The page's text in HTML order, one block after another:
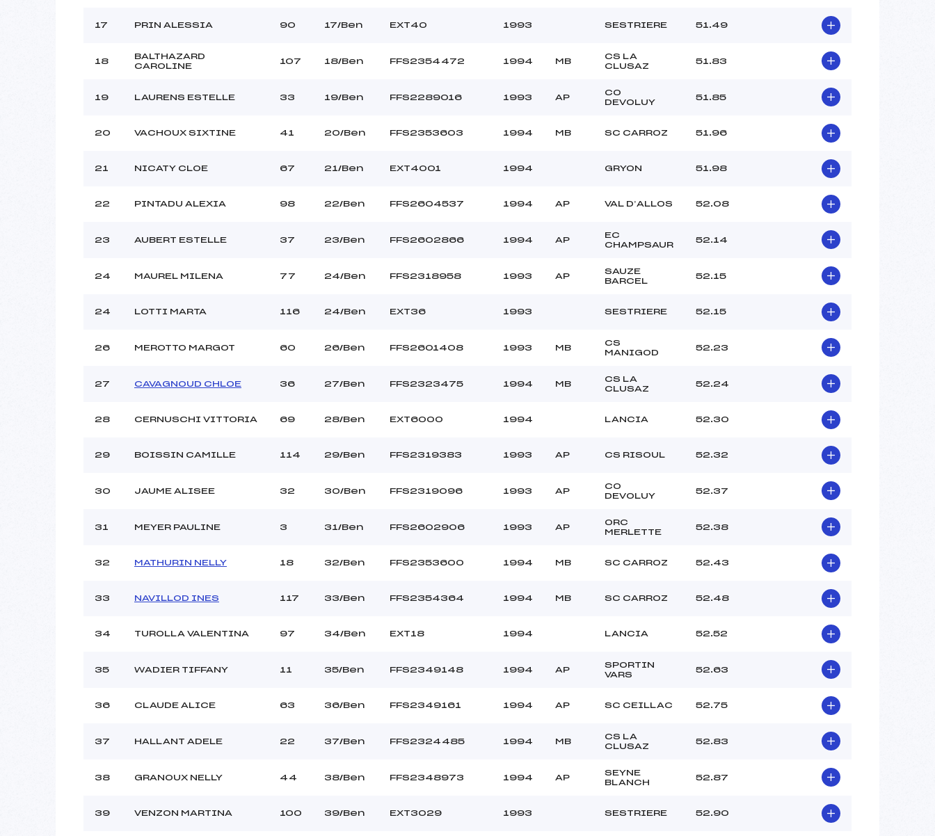
17 PRIN ALESSIA 90 17/Ben EXT40 1993 SESTRIERE 51.49
18
BALTHAZARD
CAROLINE
107 18/Ben FFS2354472 1994 MB
CS LA
CLUSAZ
51.83
19 LAURENS ESTELLE 33 19/Ben FFS2289016 1993 AP
CO
DEVOLUY
51.85
20 VACHOUX SIXTINE 41 20/Ben FFS2353603 1994 MB SC CARROZ 51.96
21 NICATY CLOE 67 21/Ben EXT4001 1994 GRYON 51.98
22 PINTADU ALEXIA 98 22/Ben FFS2604537 1994 AP VAL D’ALLOS 52.08
23 AUBERT ESTELLE 37 23/Ben FFS2602866 1994 AP
EC
CHAMPSAUR
52.14
24 MAUREL MILENA 77 24/Ben FFS2318958 1993 AP
SAUZE
BARCEL
52.15
24 LOTTI MARTA 116 24/Ben EXT36 1993 SESTRIERE 52.15
26 MEROTTO MARGOT 60 26/Ben FFS2601408 1993 MB
CS
MANIGOD
52.23
27 CAVAGNOUD CHLOE 36 27/Ben FFS2323475 1994 MB
CS LA
CLUSAZ
52.24
28 CERNUSCHI VITTORIA 69 28/Ben EXT6000 1994 LANCIA 52.30
29 BOISSIN CAMILLE 114 29/Ben FFS2319383 1993 AP CS RISOUL 52.32
30 JAUME ALISEE 32 30/Ben FFS2319096 1993 AP
CO
DEVOLUY
52.37
31 MEYER PAULINE 3 31/Ben FFS2602906 1993 AP
ORC
MERLETTE
52.38
32 MATHURIN NELLY 18 32/Ben FFS2353600 1994 MB SC CARROZ 52.43
33 NAVILLOD INES 117 33/Ben FFS2354364 1994 MB SC CARROZ 52.48
34 TUROLLA VALENTINA 97 34/Ben EXT18 1994 LANCIA 52.52
35 WADIER TIFFANY 11 35/Ben FFS2349148 1994 AP
SPORTIN
VARS
52.63
36 CLAUDE ALICE 63 36/Ben FFS2349161 1994 AP SC CEILLAC 52.75
37 HALLANT ADELE 22 37/Ben FFS2324485 1994 MB
CS LA
CLUSAZ
52.83
38 GRANOUX NELLY 44 38/Ben FFS2348973 1994 AP
SEYNE
BLANCH
52.87
39 VENZON MARTINA 100 39/Ben EXT3029 1993 SESTRIERE 52.90